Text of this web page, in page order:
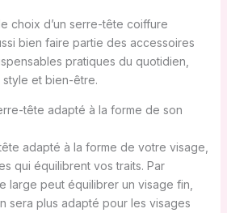
choix d’un serre-tête coiffure
bien faire partie des accessoires
pratiques du quotidien,
style et bien-être.
tête adapté à la forme de son
adapté à la forme de votre visage,
qui équilibrent vos traits. Par
large peut équilibrer un visage fin,
sera plus adapté pour les visages